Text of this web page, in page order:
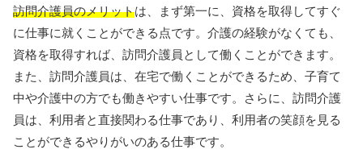
訪問介護員のメリットは、まず第一に、資格を取得してすぐ
に仕事に就くことができる点です。介護の経験がなくても、
資格を取得すれば、訪問介護員として働くことができます。
また、訪問介護員は、在宅で働くことができるため、子育て
中や介護中の方でも働きやすい仕事です。さらに、訪問介護
員は、利用者と直接関わる仕事であり、利用者の笑顔を見る
ことができるやりがいのある仕事です。